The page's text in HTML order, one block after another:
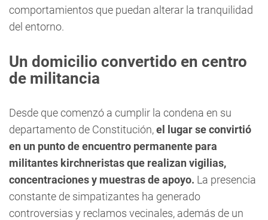
comportamientos que puedan alterar la tranquilidad
del entorno.
Un domicilio convertido en centro
de militancia
Desde que comenzó a cumplir la condena en su
departamento de Constitución,el lugar se convirtió
en un punto de encuentro permanente para
militantes kirchneristas que realizan vigilias,
concentraciones y muestras de apoyo. La presencia
constante de simpatizantes ha generado
controversias y reclamos vecinales, además de un